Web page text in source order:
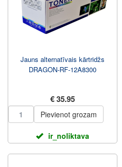
Jauns alternatīvais kārtridžs
DRAGON-RF-12A8300
€ 35.95
Pievienot grozam
ir_noliktava